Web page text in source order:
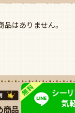
はありません。